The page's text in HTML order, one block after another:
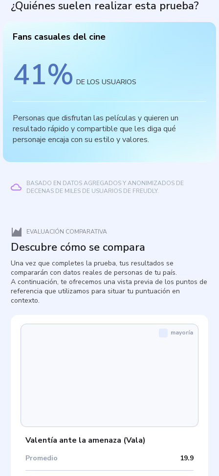
¿Quiénes suelen realizar esta prueba?
Fans casuales del cine
41% DE LOS USUARIOS
Personas que disfrutan las películas y quieren un
resultado rápido y compartible que les diga qué
personaje encaja con su estilo y valores.
BASADO EN DATOS AGREGADOS Y ANONIMIZADOS DE
DECENAS DE MILES DE USUARIOS DE FREUDLY.
EVALUACIÓN COMPARATIVA
Descubre cómo se compara
Una vez que completes la prueba, tus resultados se
compararán con datos reales de personas de tu país.
A continuación, te ofrecemos una vista previa de los puntos de
referencia que utilizamos para situar tu puntuación en
contexto.
Valentía ante la amenaza (Vala)
Promedio 19.9
mayoría